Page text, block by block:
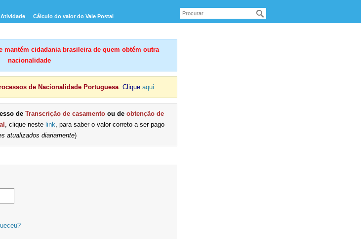
Atividade Cálculo do valor do Vale Postal
mantém cidadania brasileira de quem obtém outra
nacionalidade
de Nacionalidade Portuguesa. Clique aqui
de Transcrição de casamento ou de obtenção de
, clique neste link, para saber o valor correto a ser pago
atualizados diariamente)